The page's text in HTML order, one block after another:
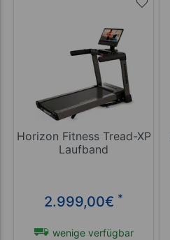
Horizon Fitness Tread-XP
Laufband
2.999,00€ *
wenige verfügbar